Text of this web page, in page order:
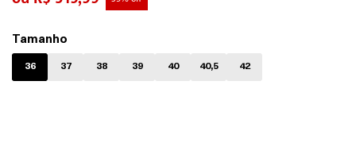
Tamanho
36 37 38 39 40 40,5 42